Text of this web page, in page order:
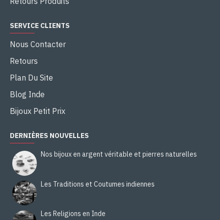
SERVICE CLIENTS
Nous Contacter
Retours
Plan Du Site
Blog Inde
Bijoux Petit Prix
DERNIÈRES NOUVELLES
Nos bijoux en argent véritable et pierres naturelles
Les Traditions et Coutumes indiennes
Les Religions en Inde